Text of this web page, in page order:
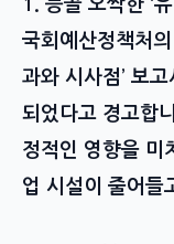
1. 등골 오싹한 ‘
국회예산정책처
과와 시사점’ 보
되었다고 경고합
정적인 영향을 미
업 시설이 줄어들